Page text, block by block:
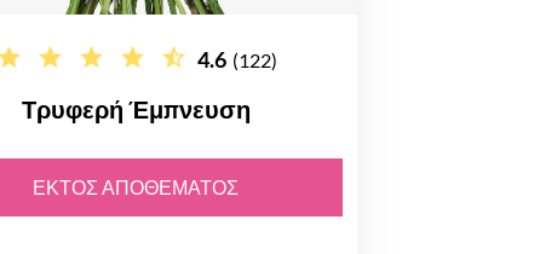
4.6 (122)
Τρυφερή Έμπνευση
ΕΚΤΌΣ ΑΠΟΘΈΜΑΤΟΣ